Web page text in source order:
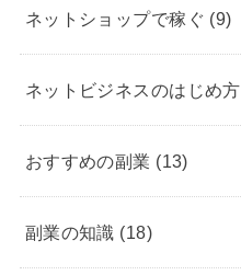
ネットショップで稼ぐ (9)
ネットビジネスのはじめ方
おすすめの副業 (13)
副業の知識 (18)